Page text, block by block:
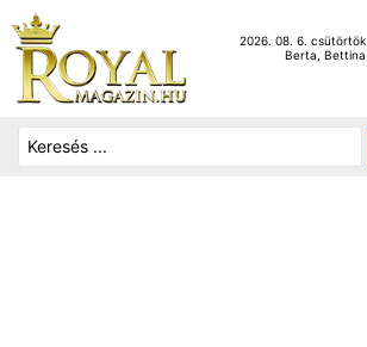
2026. 08. 6. csütörtök
Berta, Bettina